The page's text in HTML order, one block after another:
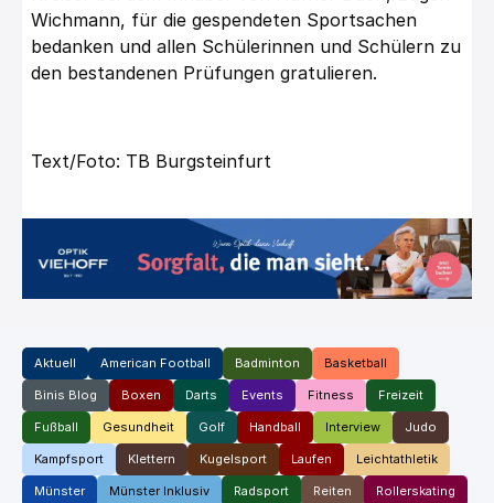
Wichmann, für die gespendeten Sportsachen
bedanken und allen Schülerinnen und Schülern zu
den bestandenen Prüfungen gratulieren.
Text/Foto: TB Burgsteinfurt
Aktuell American Football Badminton Basketball
Binis Blog Boxen Darts Events Fitness Freizeit
Fußball Gesundheit Golf Handball Interview Judo
Kampfsport Klettern Kugelsport Laufen Leichtathletik
Münster Münster Inklusiv Radsport Reiten Rollerskating